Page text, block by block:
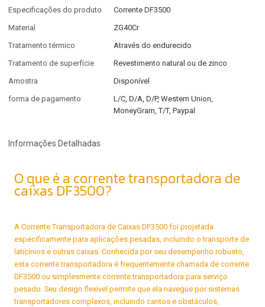
Especificações do produto
Corrente DF3500
Material
ZG40Cr
Tratamento térmico
Através do endurecido
Tratamento de superfície
Revestimento natural ou de zinco
Amostra
Disponível
forma de pagamento
L/C, D/A, D/P, Western Union,
MoneyGram, T/T, Paypal
Informações Detalhadas
O que é a corrente transportadora de
caixas DF3500?
A Corrente Transportadora de Caixas DF3500 foi projetada
especificamente para aplicações pesadas, incluindo o transporte de
laticínios e outras caixas. Conhecida por seu desempenho robusto,
esta corrente transportadora é frequentemente chamada de corrente
DF3500 ou simplesmente corrente transportadora para serviço
pesado. Seu design flexível permite que ela navegue por sistemas
transportadores complexos, incluindo cantos e obstáculos,